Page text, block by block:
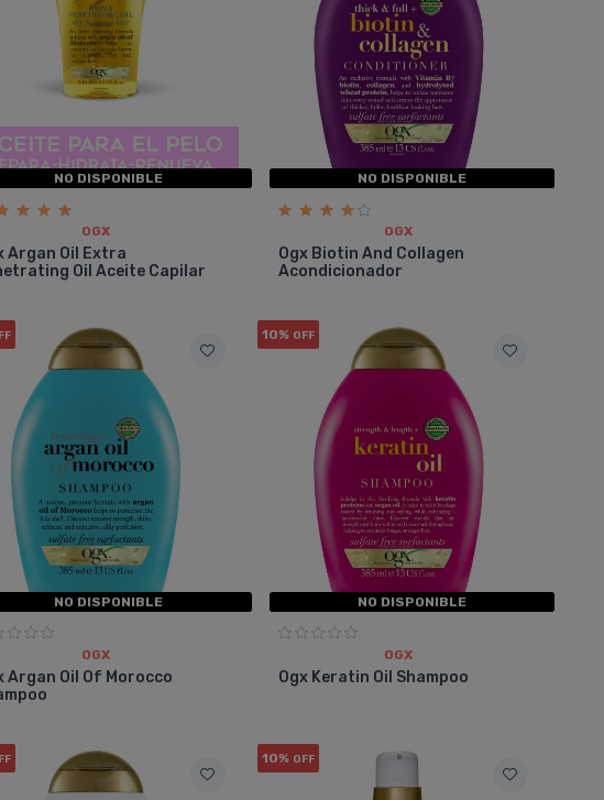
NO DISPONIBLE
OGX
Argan Oil Extra
Oil Aceite Capilar
NO DISPONIBLE
OGX
Ogx Biotin And Collagen
Acondicionador
NO DISPONIBLE
OGX
Argan Oil Of Morocco
10% OFF
NO DISPONIBLE
OGX
Ogx Keratin Oil Shampoo
10% OFF